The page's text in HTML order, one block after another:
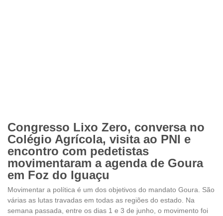
Congresso Lixo Zero, conversa no
Colégio Agrícola, visita ao PNI e
encontro com pedetistas
movimentaram a agenda de Goura
em Foz do Iguaçu
Movimentar a política é um dos objetivos do mandato Goura. São
várias as lutas travadas em todas as regiões do estado. Na
semana passada, entre os dias 1 e 3 de junho, o movimento foi